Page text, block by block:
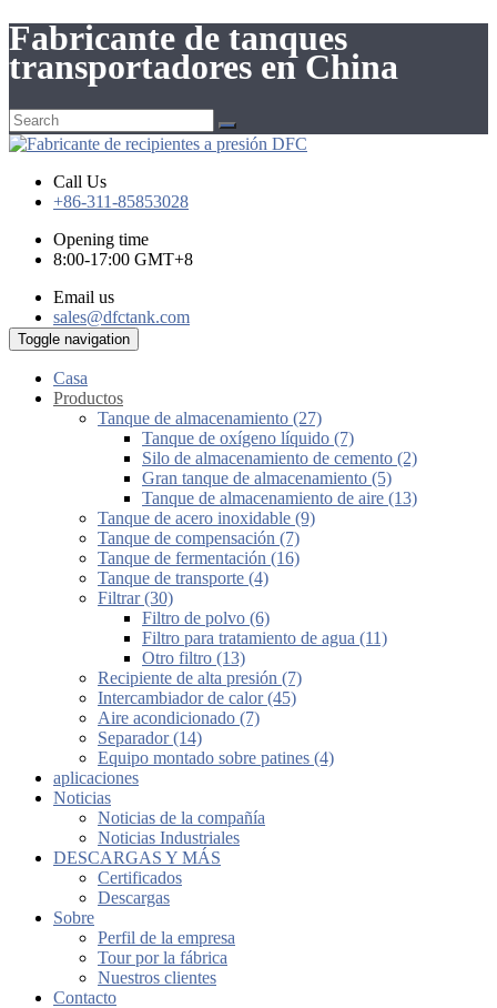
Fabricante de tanques
transportadores en China
Call Us
+86-311-85853028
Opening time
8:00-17:00 GMT+8
Email us
sales@dfctank.com
Toggle navigation
Casa
Productos
Tanque de almacenamiento (27)
Tanque de oxígeno líquido (7)
Silo de almacenamiento de cemento (2)
Gran tanque de almacenamiento (5)
Tanque de almacenamiento de aire (13)
Tanque de acero inoxidable (9)
Tanque de compensación (7)
Tanque de fermentación (16)
Tanque de transporte (4)
Filtrar (30)
Filtro de polvo (6)
Filtro para tratamiento de agua (11)
Otro filtro (13)
Recipiente de alta presión (7)
Intercambiador de calor (45)
Aire acondicionado (7)
Separador (14)
Equipo montado sobre patines (4)
aplicaciones
Noticias
Noticias de la compañía
Noticias Industriales
DESCARGAS Y MÁS
Certificados
Descargas
Sobre
Perfil de la empresa
Tour por la fábrica
Nuestros clientes
Contacto